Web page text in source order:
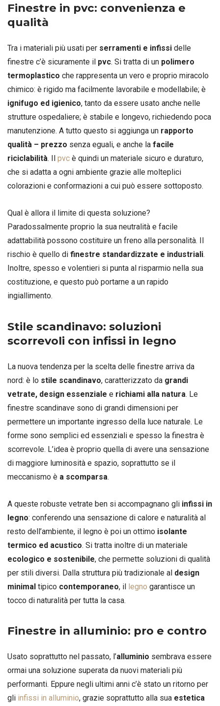
Finestre in pvc: convenienza e
qualità
Tra i materiali più usati per serramenti e infissi delle
finestre c’è sicuramente il pvc. Si tratta di un polimero
termoplastico che rappresenta un vero e proprio miracolo
chimico: è rigido ma facilmente lavorabile e modellabile; è
ignifugo ed igienico, tanto da essere usato anche nelle
strutture ospedaliere; è stabile e longevo, richiedendo poca
manutenzione. A tutto questo si aggiunga un rapporto
qualità – prezzo senza eguali, e anche la facile
riciclabilità. Il pvc è quindi un materiale sicuro e duraturo,
che si adatta a ogni ambiente grazie alle molteplici
colorazioni e conformazioni a cui può essere sottoposto.
Qual è allora il limite di questa soluzione?
Paradossalmente proprio la sua neutralità e facile
adattabilità possono costituire un freno alla personalità. Il
rischio è quello di finestre standardizzate e industriali.
Inoltre, spesso e volentieri si punta al risparmio nella sua
costituzione, e questo può portarne a un rapido
ingiallimento.
Stile scandinavo: soluzioni
scorrevoli con infissi in legno
La nuova tendenza per la scelta delle finestre arriva da
nord: è lo stile scandinavo, caratterizzato da grandi
vetrate, design essenziale e richiami alla natura. Le
finestre scandinave sono di grandi dimensioni per
permettere un importante ingresso della luce naturale. Le
forme sono semplici ed essenziali e spesso la finestra è
scorrevole. L’idea è proprio quella di avere una sensazione
di maggiore luminosità e spazio, soprattutto se il
meccanismo è a scomparsa.
A queste robuste vetrate ben si accompagnano gli infissi in
legno: conferendo una sensazione di calore e naturalità al
resto dell’ambiente, il legno è poi un ottimo isolante
termico ed acustico. Si tratta inoltre di un materiale
ecologico e sostenibile, che permette soluzioni di qualità
per stili diversi. Dalla struttura più tradizionale al design
minimal tipico contemporaneo, il legno garantisce un
tocco di naturalità per tutta la casa.
Finestre in alluminio: pro e contro
Usato soprattutto nel passato, l’alluminio sembrava essere
ormai una soluzione superata da nuovi materiali più
performanti. Eppure negli ultimi anni c’è stato un ritorno per
gli infissi in alluminio, grazie soprattutto alla sua estetica